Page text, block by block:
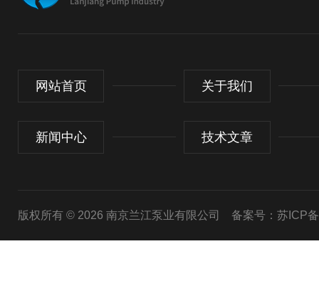
网站首页 关于我们
新闻中心 技术文章
版权所有 © 2026 南京兰江泵业有限公司 备案号：苏ICP